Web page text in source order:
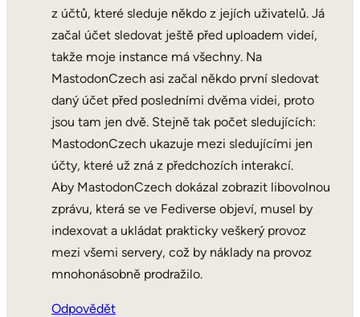
z účtů, které sleduje někdo z jejích uživatelů. Já
začal účet sledovat ještě před uploadem videí,
takže moje instance má všechny. Na
MastodonCzech asi začal někdo první sledovat
daný účet před posledními dvěma videi, proto
jsou tam jen dvě. Stejně tak počet sledujících:
MastodonCzech ukazuje mezi sledujícími jen
účty, které už zná z předchozích interakcí.
Aby MastodonCzech dokázal zobrazit libovolnou
zprávu, která se ve Fediverse objeví, musel by
indexovat a ukládat prakticky veškerý provoz
mezi všemi servery, což by náklady na provoz
mnohonásobně prodražilo.
Odpovědět